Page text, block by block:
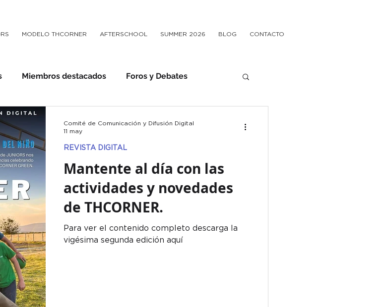
MODELO THCORNER AFTERSCHOOL SUMMER 2026 BLOG CONTACTO
Miembros destacados Foros y Debates
Mantente al día con las
actividades y novedades
de THCORNER.
Para ver el contenido completo descarga la
vigésima segunda edición aquí
REVISTA DIGITAL
Comité de Comunicación y Difusión Digital
11 may